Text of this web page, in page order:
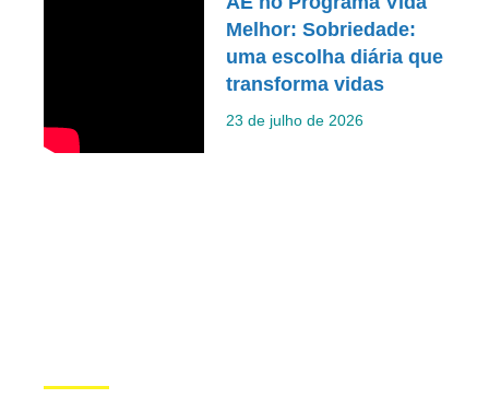
Melhor: Sobriedade:
uma escolha diária que
transforma vidas
23 de julho de 2026